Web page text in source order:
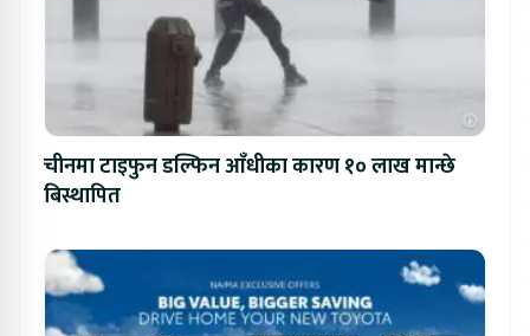
चीनमा टाइफुन डल्फिन आँधीका कारण १० लाख मान्छे
बिस्थापित